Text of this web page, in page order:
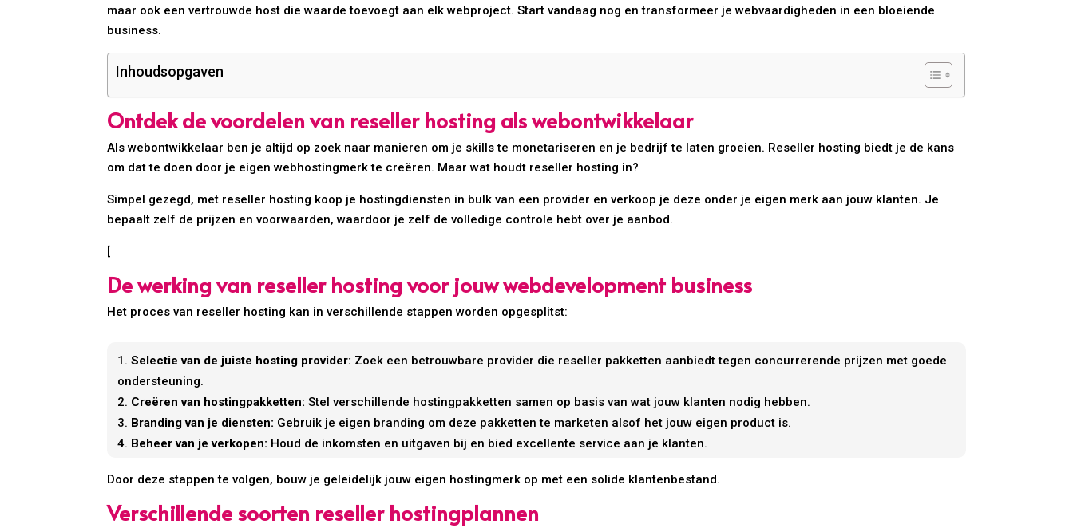
maar ook een vertrouwde host die waarde toevoegt aan elk webproject. Start vandaag nog en transformeer je webvaardigheden in een bloeiende
business.
Inhoudsopgaven
Ontdek de voordelen van reseller hosting als webontwikkelaar
Als webontwikkelaar ben je altijd op zoek naar manieren om je skills te monetariseren en je bedrijf te laten groeien. Reseller hosting biedt je de kans
om dat te doen door je eigen webhostingmerk te creëren. Maar wat houdt reseller hosting in?
Simpel gezegd, met reseller hosting koop je hostingdiensten in bulk van een provider en verkoop je deze onder je eigen merk aan jouw klanten. Je
bepaalt zelf de prijzen en voorwaarden, waardoor je zelf de volledige controle hebt over je aanbod.
[
De werking van reseller hosting voor jouw webdevelopment business
Het proces van reseller hosting kan in verschillende stappen worden opgesplitst:
Selectie van de juiste hosting provider: Zoek een betrouwbare provider die reseller pakketten aanbiedt tegen concurrerende prijzen met goede
ondersteuning.
Creëren van hostingpakketten: Stel verschillende hostingpakketten samen op basis van wat jouw klanten nodig hebben.
Branding van je diensten: Gebruik je eigen branding om deze pakketten te marketen alsof het jouw eigen product is.
Beheer van je verkopen: Houd de inkomsten en uitgaven bij en bied excellente service aan je klanten.
Door deze stappen te volgen, bouw je geleidelijk jouw eigen hostingmerk op met een solide klantenbestand.
Verschillende soorten reseller hostingplannen